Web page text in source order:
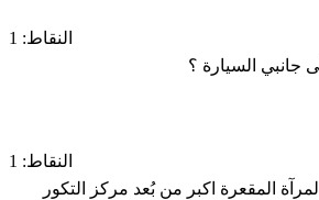
النقاط: 1
جانبي السيارة ؟
النقاط: 1
المقعرة اكبر من بُعد مركز التكور